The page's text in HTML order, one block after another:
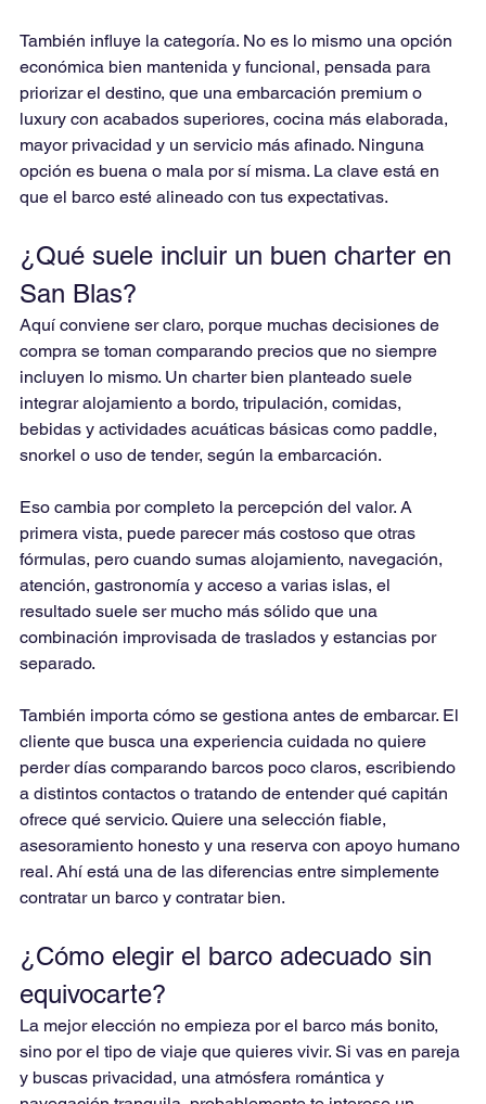
También influye la categoría. No es lo mismo una opción
económica bien mantenida y funcional, pensada para
priorizar el destino, que una embarcación premium o
luxury con acabados superiores, cocina más elaborada,
mayor privacidad y un servicio más afinado. Ninguna
opción es buena o mala por sí misma. La clave está en
que el barco esté alineado con tus expectativas.
¿Qué suele incluir un buen charter en
San Blas?
Aquí conviene ser claro, porque muchas decisiones de
compra se toman comparando precios que no siempre
incluyen lo mismo. Un charter bien planteado suele
integrar alojamiento a bordo, tripulación, comidas,
bebidas y actividades acuáticas básicas como paddle,
snorkel o uso de tender, según la embarcación.
Eso cambia por completo la percepción del valor. A
primera vista, puede parecer más costoso que otras
fórmulas, pero cuando sumas alojamiento, navegación,
atención, gastronomía y acceso a varias islas, el
resultado suele ser mucho más sólido que una
combinación improvisada de traslados y estancias por
separado.
También importa cómo se gestiona antes de embarcar. El
cliente que busca una experiencia cuidada no quiere
perder días comparando barcos poco claros, escribiendo
a distintos contactos o tratando de entender qué capitán
ofrece qué servicio. Quiere una selección fiable,
asesoramiento honesto y una reserva con apoyo humano
real. Ahí está una de las diferencias entre simplemente
contratar un barco y contratar bien.
¿Cómo elegir el barco adecuado sin
equivocarte?
La mejor elección no empieza por el barco más bonito,
sino por el tipo de viaje que quieres vivir. Si vas en pareja
y buscas privacidad, una atmósfera romántica y